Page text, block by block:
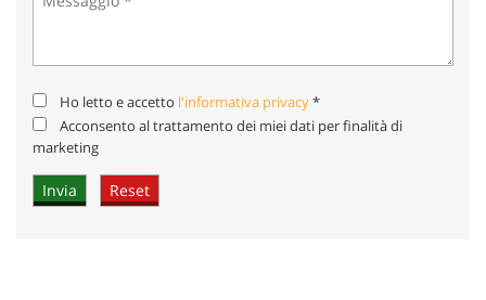
Ho letto e accetto l'informativa privacy*
Acconsento al trattamento dei miei dati per finalità di
marketing